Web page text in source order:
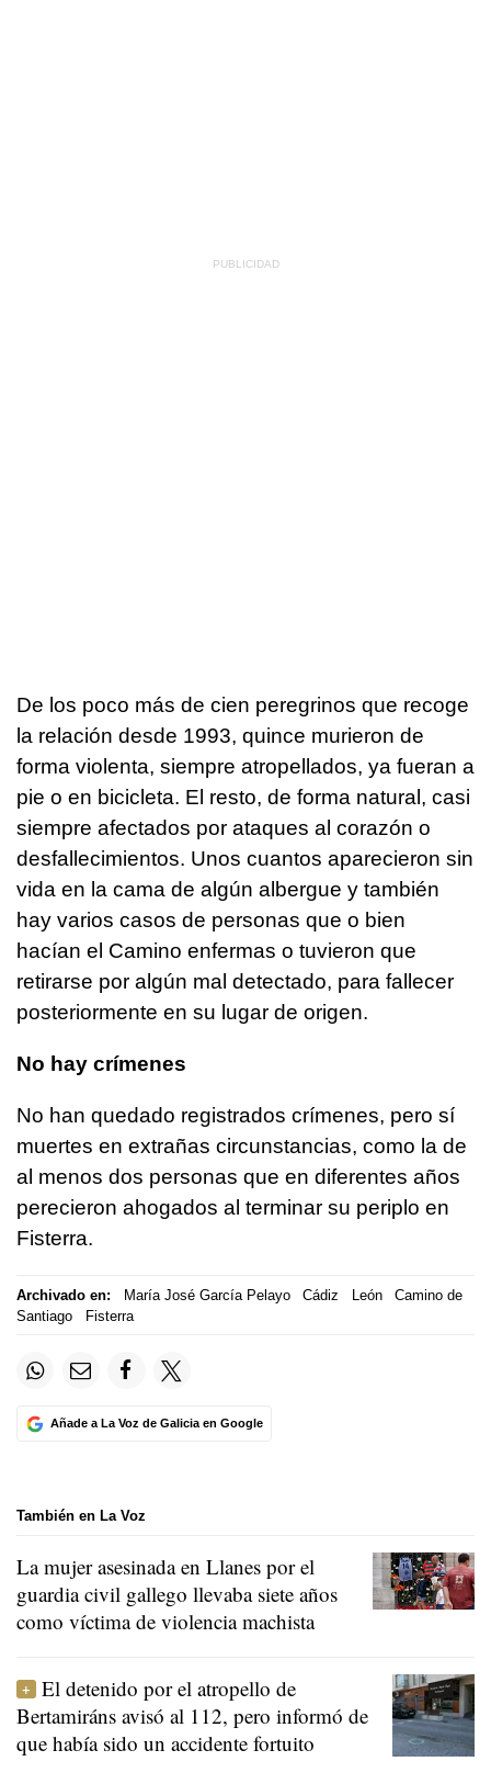
De los poco más de cien peregrinos que recoge
la relación desde 1993, quince murieron de
forma violenta, siempre atropellados, ya fueran a
pie o en bicicleta. El resto, de forma natural, casi
siempre afectados por ataques al corazón o
desfallecimientos. Unos cuantos aparecieron sin
vida en la cama de algún albergue y también
hay varios casos de personas que o bien
hacían el Camino enfermas o tuvieron que
retirarse por algún mal detectado, para fallecer
posteriormente en su lugar de origen.
No hay crímenes
No han quedado registrados crímenes, pero sí
muertes en extrañas circunstancias, como la de
al menos dos personas que en diferentes años
perecieron ahogados al terminar su periplo en
Fisterra.
Archivado en: María José García Pelayo Cádiz León
Camino de
Santiago
Fisterra
Añade a La Voz de Galicia en Google
También en La Voz
La mujer asesinada en Llanes por el
guardia civil gallego llevaba siete años
como víctima de violencia machista
El detenido por el atropello de
Bertamiráns avisó al 112, pero informó de
que había sido un accidente fortuito